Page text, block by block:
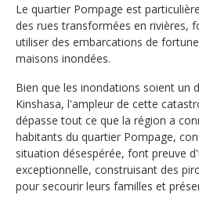
Le quartier Pompage est
des rues transformées en rivières,
utiliser des embarcations de
maisons inondées.
Bien que les inondations soient un
Kinshasa, l'ampleur de cette
dépasse tout ce que la région a
habitants du quartier Pompage,
situation désespérée, font preuve
exceptionnelle, construisant des
pour secourir leurs familles et